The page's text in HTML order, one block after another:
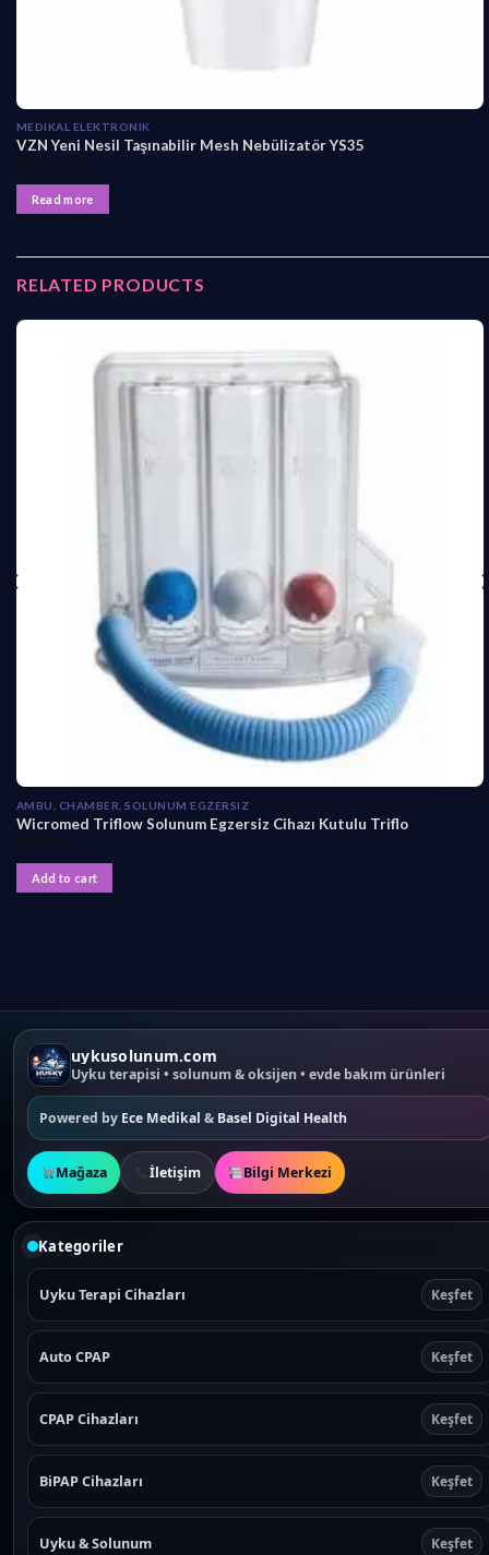
MEDIKAL ELEKTRONIK
VZN Yeni Nesil Taşınabilir Mesh Nebülizatör YS35
Read more
RELATED PRODUCTS
AMBU, CHAMBER, SOLUNUM EGZERSIZ
Wicromed Triflow Solunum Egzersiz Cihazı Kutulu Triflo
Add to cart
uykusolunum.com
Uyku terapisi • solunum & oksijen • evde bakım ürünleri
Powered by Ece Medikal & Basel Digital Health
Mağaza İletişim Bilgi Merkezi
Kategoriler
Uyku Terapi Cihazları Keşfet
Auto CPAP Keşfet
CPAP Cihazları Keşfet
BiPAP Cihazları Keşfet
Uyku & Solunum Keşfet